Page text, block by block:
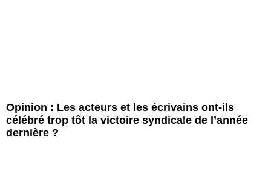
Opinion : Les acteurs et les écrivains ont-ils
célébré trop tôt la victoire syndicale de l’année
dernière ?